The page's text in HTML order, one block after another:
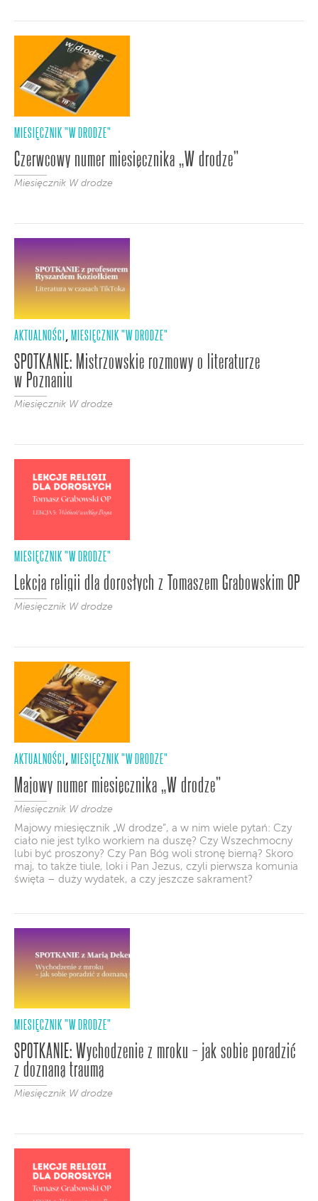
MIESIĘCZNIK "W DRODZE"
Czerwcowy numer miesięcznika „W drodze”
Miesięcznik W drodze
AKTUALNOŚCI , MIESIĘCZNIK "W DRODZE"
SPOTKANIE: Mistrzowskie rozmowy o literaturze
w Poznaniu
Miesięcznik W drodze
MIESIĘCZNIK "W DRODZE"
Lekcja religii dla dorosłych z Tomaszem Grabowskim OP
Miesięcznik W drodze
AKTUALNOŚCI, MIESIĘCZNIK "W DRODZE"
Majowy numer miesięcznika „W drodze”
Miesięcznik W drodze
Majowy miesięcznik „W drodze”, a w nim wiele pytań: Czy
ciało nie jest tylko workiem na duszę? Czy Wszechmocny
lubi być proszony? Czy Pan Bóg woli stronę bierną? Skoro
maj, to także tiule, loki i Pan Jezus, czyli pierwsza komunia
święta – duży wydatek, a czy jeszcze sakrament?
MIESIĘCZNIK "W DRODZE"
SPOTKANIE: Wychodzenie z mroku – jak sobie poradzić
z doznaną traumą
Miesięcznik W drodze